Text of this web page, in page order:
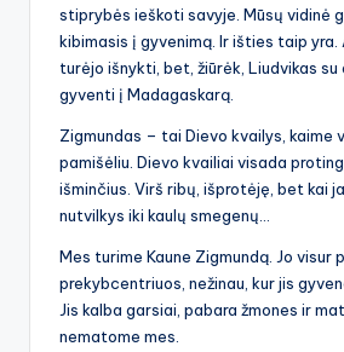
stiprybės ieškoti savyje. Mūsų vidinė
kibimasis į gyvenimą. Ir išties taip yra.
turėjo išnykti, bet, žiūrėk, Liudvikas su
gyventi į Madagaskarą.
Zigmundas – tai Dievo kvailys, kaime
pamišėliu. Dievo kvailiai visada
išminčius. Virš ribų, išprotėję, bet kai
nutvilkys iki kaulų smegenų…
Mes turime Kaune Zigmundą. Jo visur
prekybcentriuos, nežinau, kur jis
Jis kalba garsiai, pabara žmones ir
nematome mes.